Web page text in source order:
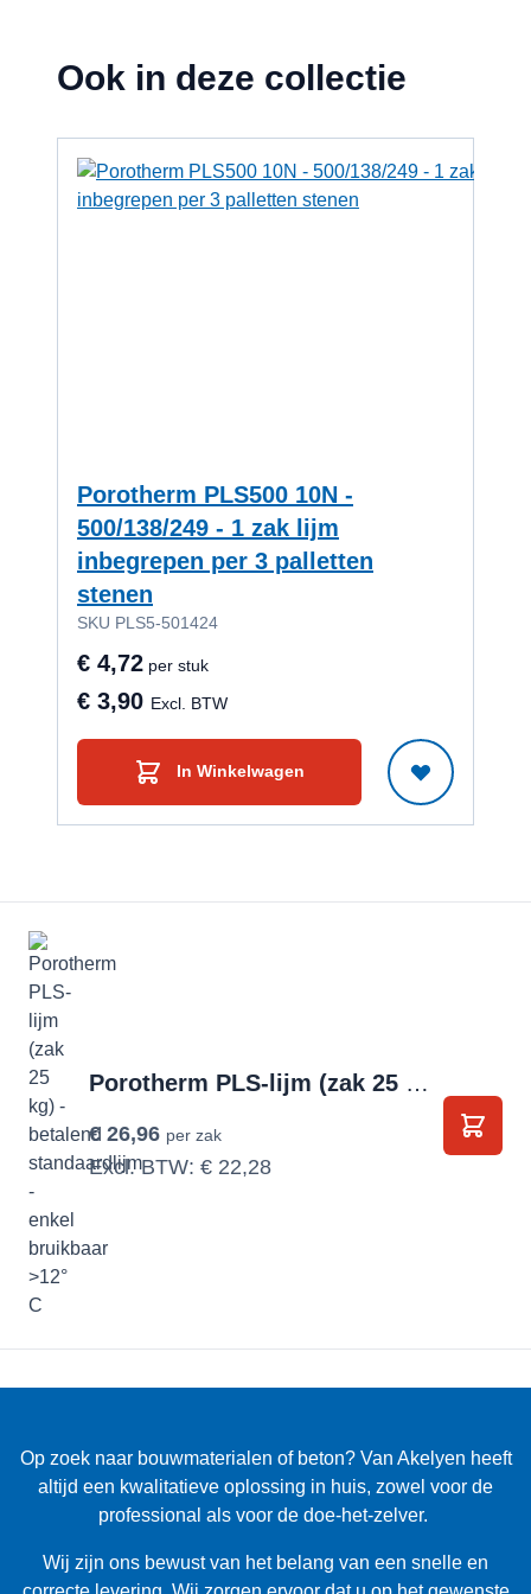
Ook in deze collectie
Porotherm PLS500 10N -
500/138/249 - 1 zak lijm
inbegrepen per 3 palletten
stenen
SKU PLS5-501424
€ 4,72 per stuk
€ 3,90 Excl. BTW
In Winkelwagen
Porotherm PLS-lijm (zak 25 kg) - betalend standaardlijm - enkel bruikbaar >12° C
€ 26,96 per zak
Excl. BTW: € 22,28
In
Op zoek naar bouwmaterialen of beton? Van Akelyen heeft
altijd een kwalitatieve oplossing in huis, zowel voor de
professional als voor de doe-het-zelver.
Wij zijn ons bewust van het belang van een snelle en